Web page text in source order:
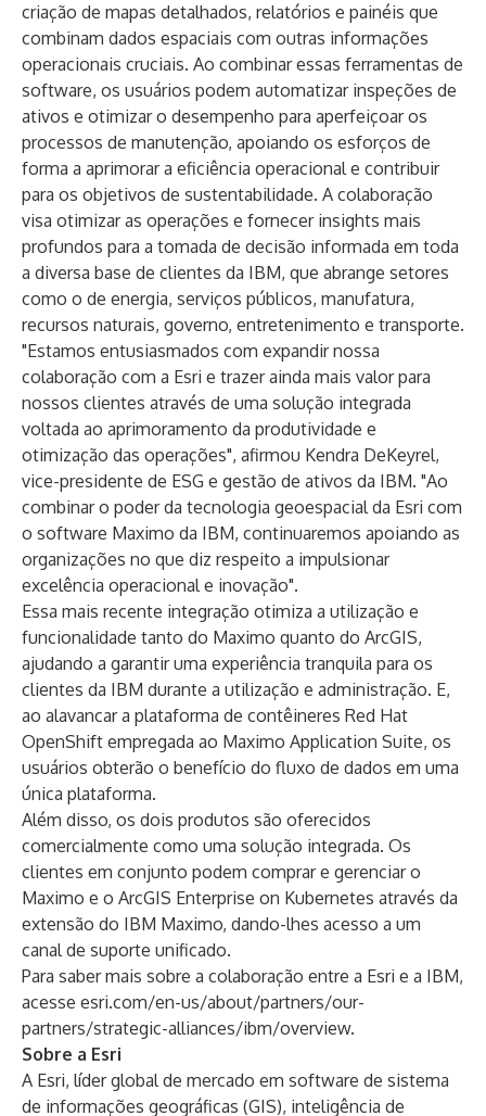
criação de mapas detalhados, relatórios e painéis que
combinam dados espaciais com outras informações
operacionais cruciais. Ao combinar essas ferramentas de
software, os usuários podem automatizar inspeções de
ativos e otimizar o desempenho para aperfeiçoar os
processos de manutenção, apoiando os esforços de
forma a aprimorar a eficiência operacional e contribuir
para os objetivos de sustentabilidade. A colaboração
visa otimizar as operações e fornecer insights mais
profundos para a tomada de decisão informada em toda
a diversa base de clientes da IBM, que abrange setores
como o de energia, serviços públicos, manufatura,
recursos naturais, governo, entretenimento e transporte.
"Estamos entusiasmados com expandir nossa
colaboração com a Esri e trazer ainda mais valor para
nossos clientes através de uma solução integrada
voltada ao aprimoramento da produtividade e
otimização das operações", afirmou Kendra DeKeyrel,
vice-presidente de ESG e gestão de ativos da IBM. "Ao
combinar o poder da tecnologia geoespacial da Esri com
o software Maximo da IBM, continuaremos apoiando as
organizações no que diz respeito a impulsionar
excelência operacional e inovação".
Essa mais recente integração otimiza a utilização e
funcionalidade tanto do Maximo quanto do ArcGIS,
ajudando a garantir uma experiência tranquila para os
clientes da IBM durante a utilização e administração. E,
ao alavancar a plataforma de contêineres Red Hat
OpenShift empregada ao Maximo Application Suite, os
usuários obterão o benefício do fluxo de dados em uma
única plataforma.
Além disso, os dois produtos são oferecidos
comercialmente como uma solução integrada. Os
clientes em conjunto podem comprar e gerenciar o
Maximo e o ArcGIS Enterprise on Kubernetes através da
extensão do IBM Maximo, dando-lhes acesso a um
canal de suporte unificado.
Para saber mais sobre a colaboração entre a Esri e a IBM,
acesse esri.com/en-us/about/partners/our-
partners/strategic-alliances/ibm/overview.
Sobre a Esri
A Esri, líder global de mercado em software de sistema
de informações geográficas (GIS), inteligência de